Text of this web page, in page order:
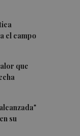
el campo
que
su